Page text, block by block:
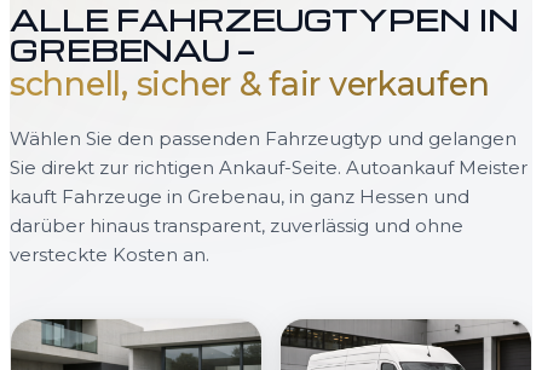
ALLE FAHRZEUGTYPEN IN
GREBENAU —
schnell, sicher & fair verkaufen
Wählen Sie den passenden Fahrzeugtyp und gelangen
Sie direkt zur richtigen Ankauf-Seite. Autoankauf Meister
kauft Fahrzeuge in Grebenau, in ganz Hessen und
darüber hinaus transparent, zuverlässig und ohne
versteckte Kosten an.